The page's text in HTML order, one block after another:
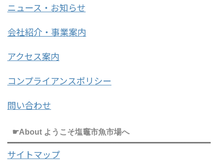
ニュース・お知らせ
会社紹介・事業案内
アクセス案内
コンプライアンスポリシー
問い合わせ
☛About ようこそ塩竈市魚市場へ
サイトマップ